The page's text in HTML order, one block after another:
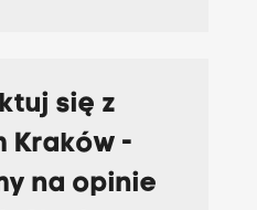
się z
Kraków -
na opinie